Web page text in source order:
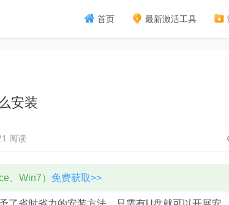
首页 最新激活工具
安装
阅读
、Win7） 免费获取>>